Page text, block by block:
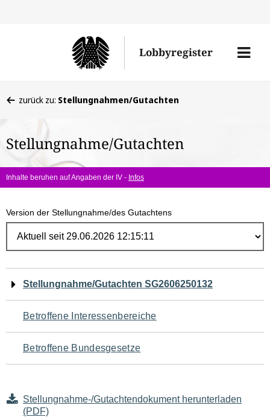
Lobbyregister
Menü
befinden
hier:
zurück zu: Stellungnahmen/Gutachten
Stellungnahme/Gutachten
Inhalte beruhen auf Angaben der IV - Infos
Version der Stellungnahme/des Gutachtens
Navigation
für
den
Seiteninhalt
Stellungnahme/Gutachten SG2606250132
Betroffene Interessenbereiche
Betroffene Bundesgesetze
Stellungnahme-/Gutachtendokument herunterladen
(PDF)